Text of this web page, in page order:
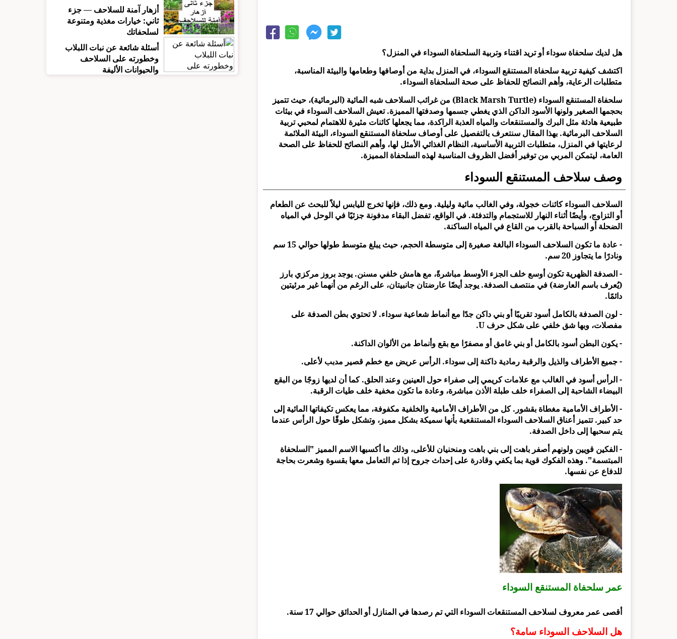
هل لديك سلحفاة سوداء أو تريد اقتناء وتربية السلحفاة السوداء في المنزل؟
اكتشف كيفية تربية سلحفاة المستنقع السوداء، في المنزل بداية من أوصافها وطعامها والبيئة المناسبة،
متطلبات الرعاية، وأهم النصائح للحفاظ على صحة السلحفاة السوداء.
سلحفاة المستنقع السوداء (Black Marsh Turtle) من غرائب السلاحف شبه المائية (البرمائية)، حيث تتميز
بحجمها الصغير ولونها الأسود الداكن الذي يغطي جسمها وصدفتها المميزة. تعيش السلاحف السوداء في بيئات
طبيعية هادئة مثل البرك والمستنقعات والمياه العذبة الراكدة، مما يجعلها كائنات مثيرة للاهتمام لمحبي تربية
السلاحف البرمائية. بهذا المقال سنتعرف بالتفصيل على أوصاف سلحفاة المستنقع السوداء، البيئة الملائمة
لرعايتها في المنزل، متطلبات التربية الأساسية، النظام الغذائي الأمثل لها، وأهم النصائح للحفاظ على الصحة
العامة، ليتمكن المربي من توفير أفضل الظروف المناسبة لهذه السلحفاة المميزة.
وصف سلاحف المستنقع السوداء
السلاحف السوداء كائنات خجولة، وفي الغالب مائية وليلية. ومع ذلك، فإنها تخرج لليابس ليلاً للبحث عن الطعام
أو التزاوج، وأيضًا أثناء النهار للاستجمام والتدفئة. في الواقع، تفضل البقاء مدفونة جزئيًا في الوحل في المياه
الضحلة أو السباحة بالقرب من القاع في المياه الساكنة.
- عادة ما تكون السلاحف السوداء البالغة صغيرة إلى متوسطة الحجم، حيث يبلغ متوسط ​​طولها حوالي 15 سم
ونادرًا ما يتجاوز 20 سم.
- الصدفة الظهرية تكون أوسع خلف الجزء الأوسط مباشرةً، مع هامش خلفي مسنن. يوجد بروز مركزي بارز
(يُعرف باسم العارضة) في منتصف الصدفة. يوجد أيضًا عارضتان جانبيتان، على الرغم من أنهما غير مرئيتين
دائمًا.
- لون الصدفة بالكامل أسود تقريبًا أو بني داكن جدًا مع أنماط شعاعية سوداء. لا تحتوي بطن الصدفة على
مفصلات، وبها شق خلفي على شكل حرف U.
- يكون البطن أسود بالكامل أو بني غامق أو مصفرًا مع بقع وأنماط من الألوان الداكنة.
- جميع الأطراف والذيل والرقبة رمادية داكنة إلى سوداء. الرأس عريض مع خطم قصير مدبب لأعلى.
- الرأس أسود في الغالب مع علامات كريمي إلى صفراء حول العينين وعند الحلق. كما أن لديها زوجًا من البقع
البيضاء الشاحبة إلى الصفراء خلف طبلة الأذن مباشرة، وعادة ما تكون مخفية خلف طيات الرقبة.
- الأطراف الأمامية مغطاة بقشور. كل من الأطراف الأمامية والخلفية مكفوفة، مما يعكس تكيفاتها المائية إلى
حد كبير. تتميز أعناق السلاحف السوداء المستنقعية بأنها سميكة بشكل مميز، وتشكل طوقًا حول الرأس عندما
يتم سحبها إلى داخل الصدفة.
- الفكين قويين ولونهم أصفر باهت إلى بني باهت ومنحنيان للأعلى، وذلك ما أكسبها الاسم المميز "السلحفاة
المبتسمة". وهذه الفكوك قوية بما يكفي وقادرة على إحداث جروح إذا تم التعامل معها بقسوة وشعرت بحاجة
للدفاع عن نفسها.
عمر سلحفاة المستنقع السوداء
أقصى عمر معروف لسلاحف المستنقعات السوداء التي تم رصدها في المنازل أو الحدائق حوالي 17 سنة.
هل السلاحف السوداء سامة؟
أزهار آمنة للسلاحف — جزء
ثاني: خيارات مغذية ومتنوعة
لسلحفاتك
أسئلة شائعة عن نبات اللبلاب
وخطورته على السلاحف
والحيوانات الأليفة